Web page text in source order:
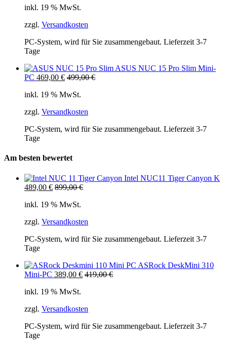
inkl. 19 % MwSt.
zzgl. Versandkosten
PC-System, wird für Sie zusammengebaut. Lieferzeit 3-7
Tage
ASUS NUC 15 Pro Slim Mini-
PC 469,00 € 499,00€
inkl. 19 % MwSt.
zzgl. Versandkosten
PC-System, wird für Sie zusammengebaut. Lieferzeit 3-7
Tage
Am besten bewertet
Intel NUC11 Tiger Canyon K
489,00 € 899,00€
inkl. 19 % MwSt.
zzgl. Versandkosten
PC-System, wird für Sie zusammengebaut. Lieferzeit 3-7
Tage
ASRock DeskMini 310
Mini-PC 389,00 € 419,00€
inkl. 19 % MwSt.
zzgl. Versandkosten
PC-System, wird für Sie zusammengebaut. Lieferzeit 3-7
Tage